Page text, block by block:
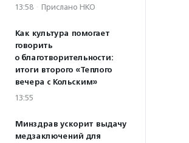
13:58 · Прислано НКО
Как культура помогает
говорить
о благотворительности:
итоги второго «Теплого
вечера с Кольским»
13:55
Минздрав ускорит выдачу
медзаключений для